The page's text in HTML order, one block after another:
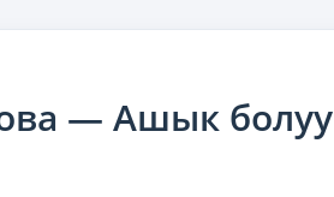
— Ашык болуу